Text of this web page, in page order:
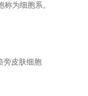
为细胞系。
旁皮肤细胞